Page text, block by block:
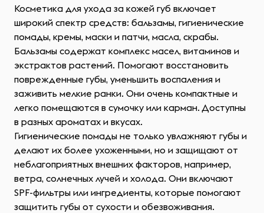
Косметика для ухода за кожей губ включает
широкий спектр средств: бальзамы, гигиенические
помады, кремы, маски и патчи, масла, скрабы.
Бальзамы содержат комплекс масел, витаминов и
экстрактов растений. Помогают восстановить
поврежденные губы, уменьшить воспаления и
заживить мелкие ранки. Они очень компактные и
легко помещаются в сумочку или карман. Доступны
в разных ароматах и вкусах.
Гигиенические помады не только увлажняют губы и
делают их более ухоженными, но и защищают от
неблагоприятных внешних факторов, например,
ветра, солнечных лучей и холода. Они включают
SPF-фильтры или ингредиенты, которые помогают
защитить губы от сухости и обезвоживания.